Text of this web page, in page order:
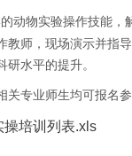
动物实验操作技能，
教师，现场演示并指
水平的提升。
关专业师生均可报名
操培训列表.xls